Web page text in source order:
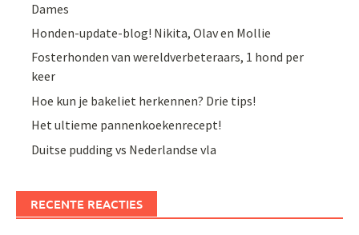
Dames
Honden-update-blog! Nikita, Olav en Mollie
Fosterhonden van wereldverbeteraars, 1 hond per
keer
Hoe kun je bakeliet herkennen? Drie tips!
Het ultieme pannenkoekenrecept!
Duitse pudding vs Nederlandse vla
RECENTE REACTIES